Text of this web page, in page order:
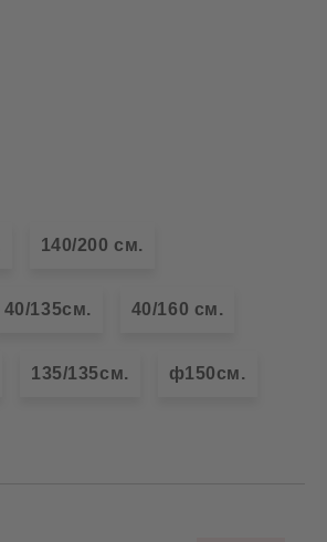
140/200 см.
40/135см. 40/160 см.
135/135см. ф150см.